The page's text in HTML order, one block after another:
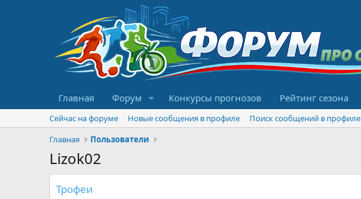
Главная Форум Конкурсы прогнозов Рейтинг сезона
Сейчас на форуме Новые сообщения в профиле
Поиск сообщений в профиле
Главная
Пользователи
Lizok02
Трофеи